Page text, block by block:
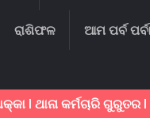
ରାଶିଫଳ ଆମ ପର୍ବ
କର୍ମଚାରି ଗୁରୁତର l